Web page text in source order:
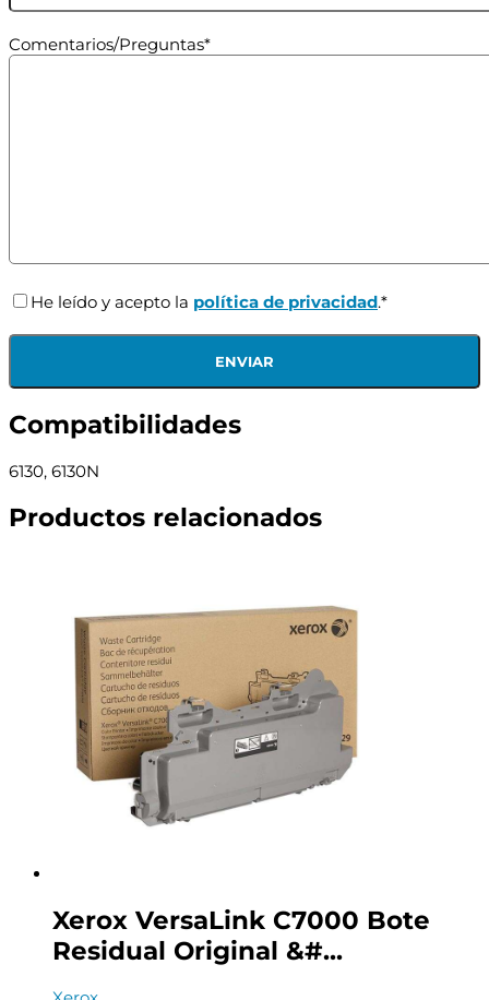
Comentarios/Preguntas*
He leído y acepto la política de privacidad.*
Compatibilidades
6130, 6130N
Productos relacionados
Xerox VersaLink C7000 Bote
Residual Original &#...